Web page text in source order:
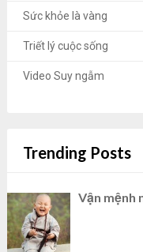
Sức khỏe là vàng
Triết lý cuộc sống
Video Suy ngẫm
Trending Posts
Vận mệnh